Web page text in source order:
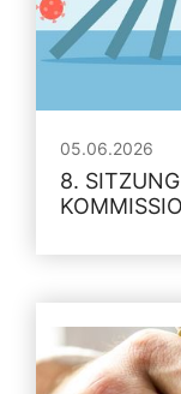
05.06.2026
8.